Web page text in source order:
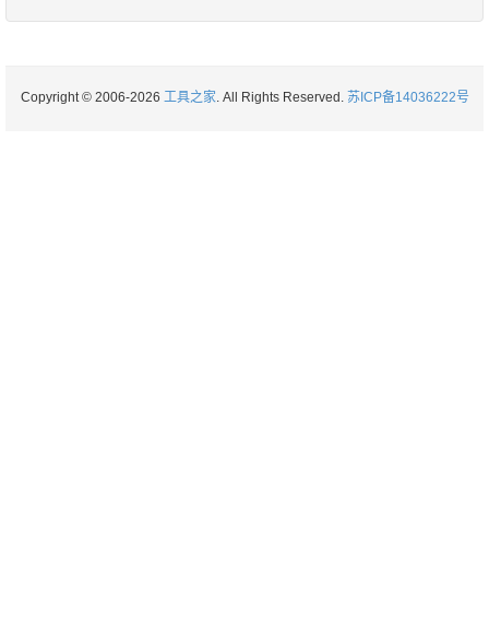
Copyright © 2006-2026 工具之家. All Rights Reserved. 苏ICP备14036222号